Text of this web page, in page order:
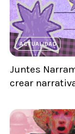
ACTUALIDAD
Juntes
crear